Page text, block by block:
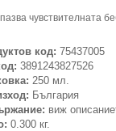
чувствителната
код: 75437005
3891243827526
250 мл.
България
виж
0.300 кг.